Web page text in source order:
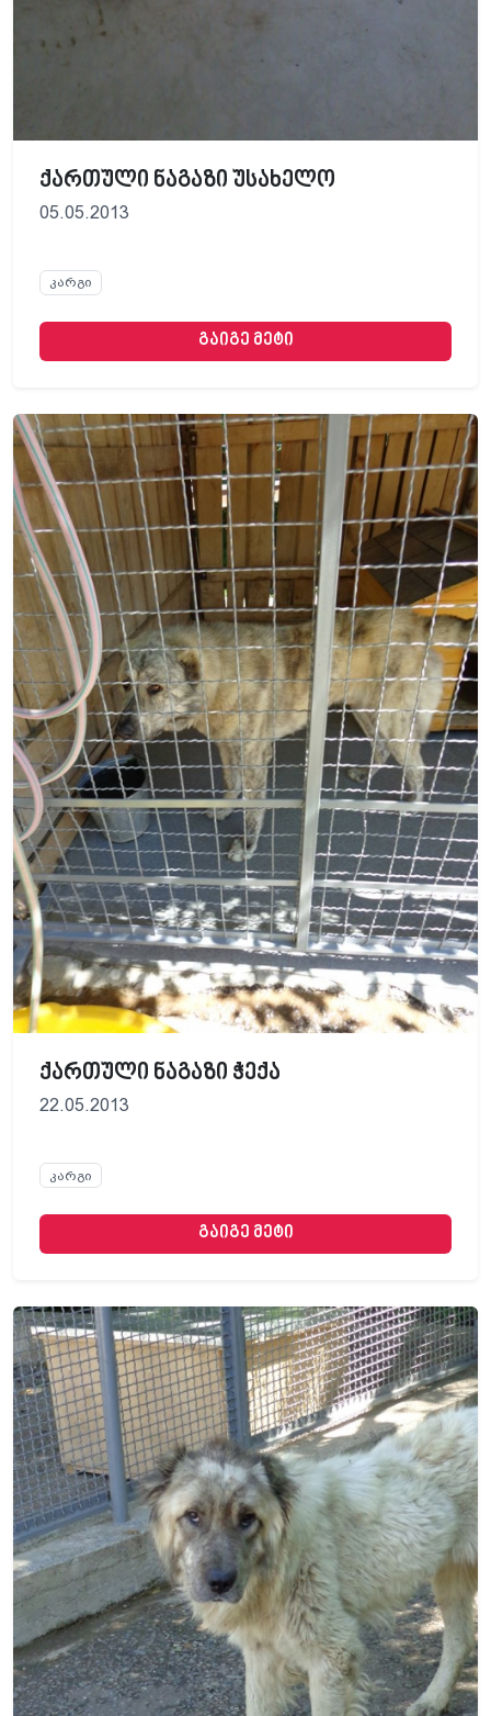
ქართული ნაგაზი უსახელო
05.05.2013
კარგი
გაიგე მეტი
ქართული ნაგაზი ჭექა
22.05.2013
კარგი
გაიგე მეტი